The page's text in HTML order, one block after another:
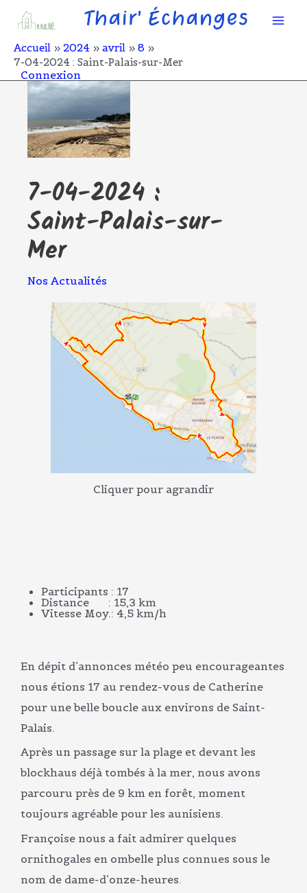
contenu
Accueil 2024 avril
8
7-04-2024 : Saint-Palais-sur-Mer
Connexion
7-04-2024 :
Saint-Palais-sur-
Mer
Nos Actualités
Cliquer pour agrandir
Participants : 17
Distance : 15,3 km
Vitesse Moy.: 4,5 km/h
En dépit d’annonces météo peu encourageantes
nous étions 17 au rendez-vous de Catherine
pour une belle boucle aux environs de Saint-
Palais.
Après un passage sur la plage et devant les
blockhaus déjà tombés à la mer, nous avons
parcouru près de 9 km en forêt, moment
toujours agréable pour les aunisiens.
Françoise nous a fait admirer quelques
ornithogales en ombelle plus connues sous le
nom de dame-d’onze-heures.